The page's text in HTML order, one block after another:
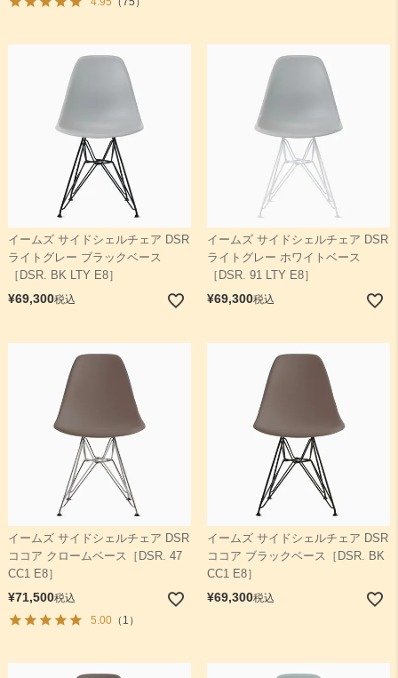
イームズ サイドシェルチェア DSR
ライトグレー ブラックベース
［DSR. BK LTY E8］
¥69,300税込
イームズ サイドシェルチェア DSR
ライトグレー ホワイトベース
［DSR. 91 LTY E8］
¥69,300税込
イームズ サイドシェルチェア DSR
ココア クロームベース［DSR. 47
CC1 E8］
¥71,500税込
5.00（1）
イームズ サイドシェルチェア DSR
ココア ブラックベース［DSR. BK
CC1 E8］
¥69,300税込